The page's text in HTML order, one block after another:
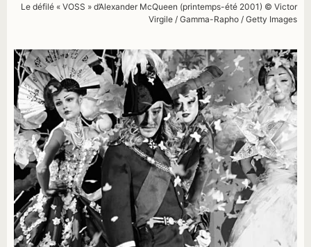
Le défilé « VOSS » d’Alexander McQueen (printemps-été 2001) © Victor
Virgile / Gamma-Rapho / Getty Images